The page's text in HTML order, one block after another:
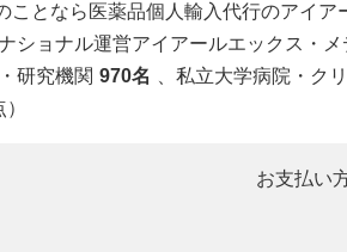
ことなら医薬品個人輸入代行のアイア
ショナル運営アイアールエックス・
研究機関 970名 、私立大学病院・ク
お支払い